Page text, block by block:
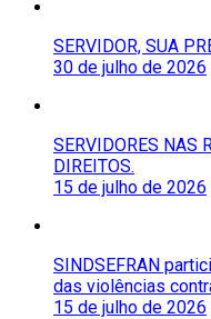
SERVIDOR, SUA
30 de julho de 2026
SERVIDORES NAS
DIREITOS.
15 de julho de 2026
SINDSEFRAN
das violências
15 de julho de 2026